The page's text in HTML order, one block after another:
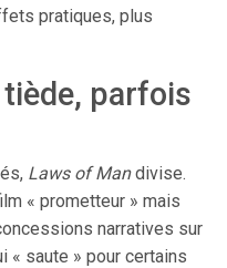
pratiques, plus
parfois
Laws of Mandivise.
« prometteur » mais
narratives sur
« saute » pour certains